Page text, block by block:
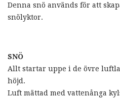
Denna snö används för att
snölyktor.
SNÖ
Allt startar uppe i de övre
höjd.
Luft mättad med vattenånga